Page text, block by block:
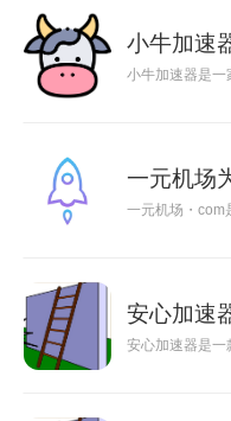
小牛加速
小牛加速器是一
一元机场
一元机场・com
安心加速
安心加速器是一